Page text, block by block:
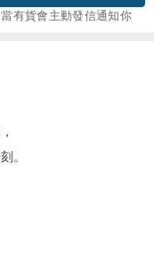
有貨會主動發信通知你
。